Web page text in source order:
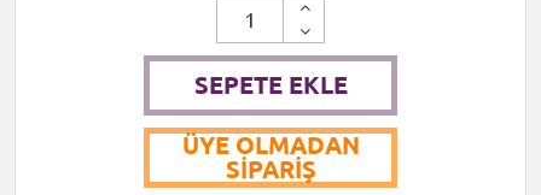
SEPETE EKLE
ÜYE OLMADAN
SIPARIŞ